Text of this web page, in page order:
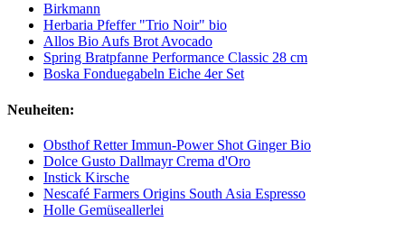
Birkmann
Herbaria Pfeffer "Trio Noir" bio
Allos Bio Aufs Brot Avocado
Spring Bratpfanne Performance Classic 28 cm
Boska Fonduegabeln Eiche 4er Set
Neuheiten:
Obsthof Retter Immun-Power Shot Ginger Bio
Dolce Gusto Dallmayr Crema d'Oro
Instick Kirsche
Nescafé Farmers Origins South Asia Espresso
Holle Gemüseallerlei